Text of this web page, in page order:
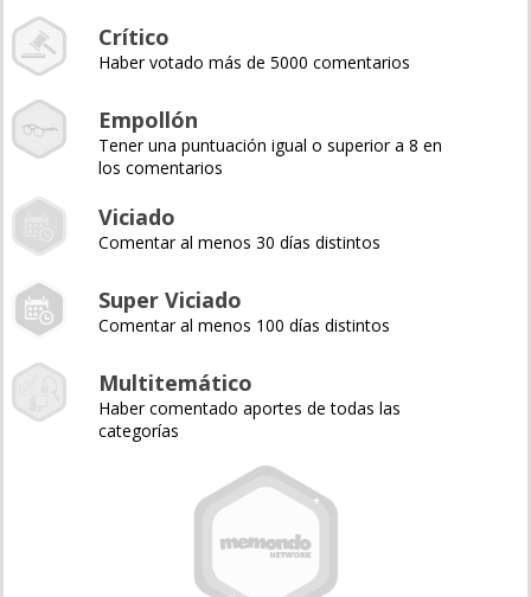
Crítico
Haber votado más de 5000 comentarios
Empollón
Tener una puntuación igual o superior a 8 en
los comentarios
Viciado
Comentar al menos 30 días distintos
Super Viciado
Comentar al menos 100 días distintos
Multitemático
Haber comentado aportes de todas las
categorías